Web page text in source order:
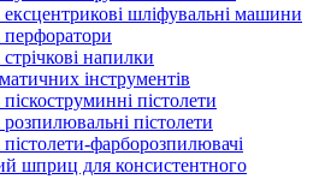
шліфувальні машини
напилки
інструментів
пістолети
пістолети
фарборозпилювачі
шприц для консистентного